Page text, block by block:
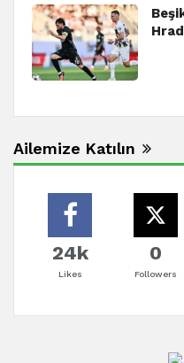
Ailemize Katılın
24k
Likes
0
Followers